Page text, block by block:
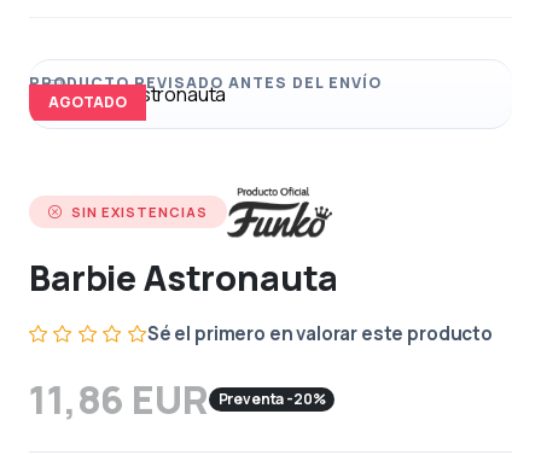
AGOTADO
SIN EXISTENCIAS
Barbie Astronauta
Sé el primero en valorar este producto
11,86 EUR Preventa -20%